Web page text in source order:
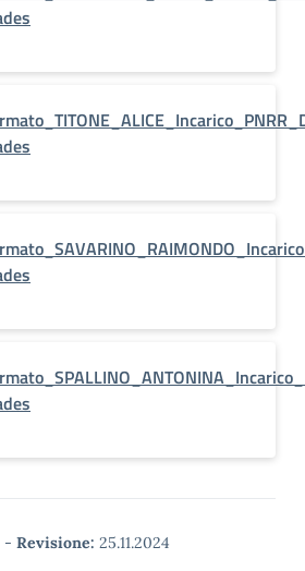
- Revisione: 25.11.2024